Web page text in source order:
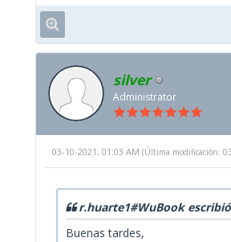
silver
Administrator
03-10-2021, 01:03 AM (Última modificación:
r.huarte1#WuBook
Buenas tardes,